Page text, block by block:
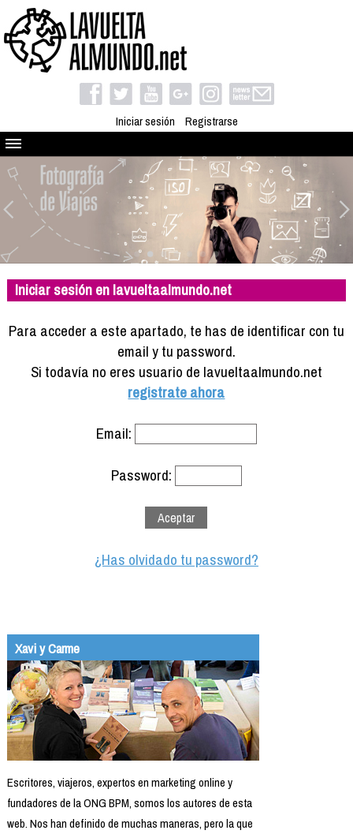
Iniciar sesión Registrarse
Quienes somos
El proyecto
Blog
Viaja con nosotros
Camino solidario
Libros
Compañeros de viaje
Info viajeros
Iniciar sesión en lavueltaalmundo.net
Para acceder a este apartado, te has de identificar con tu
email y tu password.
Si todavía no eres usuario de lavueltaalmundo.net
registrate ahora
Email:
Password:
¿Has olvidado tu password?
Xavi y Carme
Escritores, viajeros, expertos en marketing online y
fundadores de la ONG BPM, somos los autores de esta
web. Nos han definido de muchas maneras, pero la que